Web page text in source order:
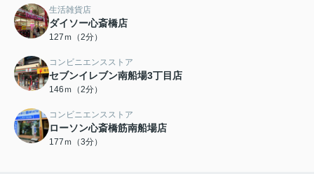
生活雑貨店
ダイソー心斎橋店
127ｍ（2分）
コンビニエンスストア
セブンイレブン南船場3丁目店
146ｍ（2分）
コンビニエンスストア
ローソン心斎橋筋南船場店
177ｍ（3分）